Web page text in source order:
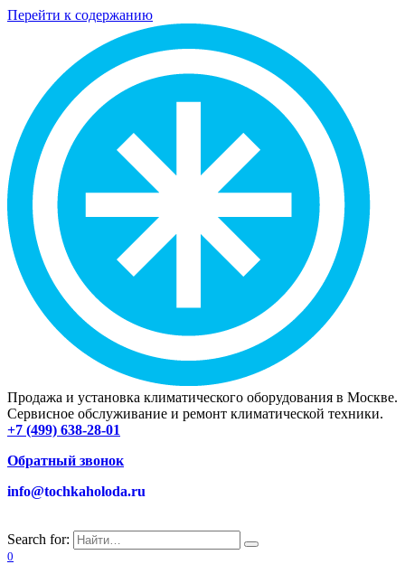
Перейти к содержанию
Продажа и установка климатического оборудования в Москве.
Сервисное обслуживание и ремонт климатической техники.
+7 (499) 638-28-01
Обратный звонок
info@tochkaholoda.ru
Search for:
0